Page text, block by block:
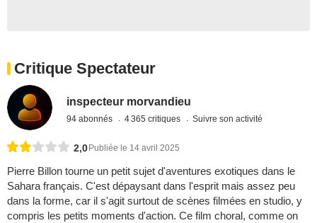
Critique Spectateur
inspecteur morvandieu
94 abonnés 4 365 critiques Suivre son activité
2,0 Publiée le 14 avril 2025
Pierre Billon tourne un petit sujet d'aventures exotiques dans le
Sahara français. C'est dépaysant dans l'esprit mais assez peu
dans la forme, car il s'agit surtout de scènes filmées en studio, y
compris les petits moments d'action. Ce film choral, comme on